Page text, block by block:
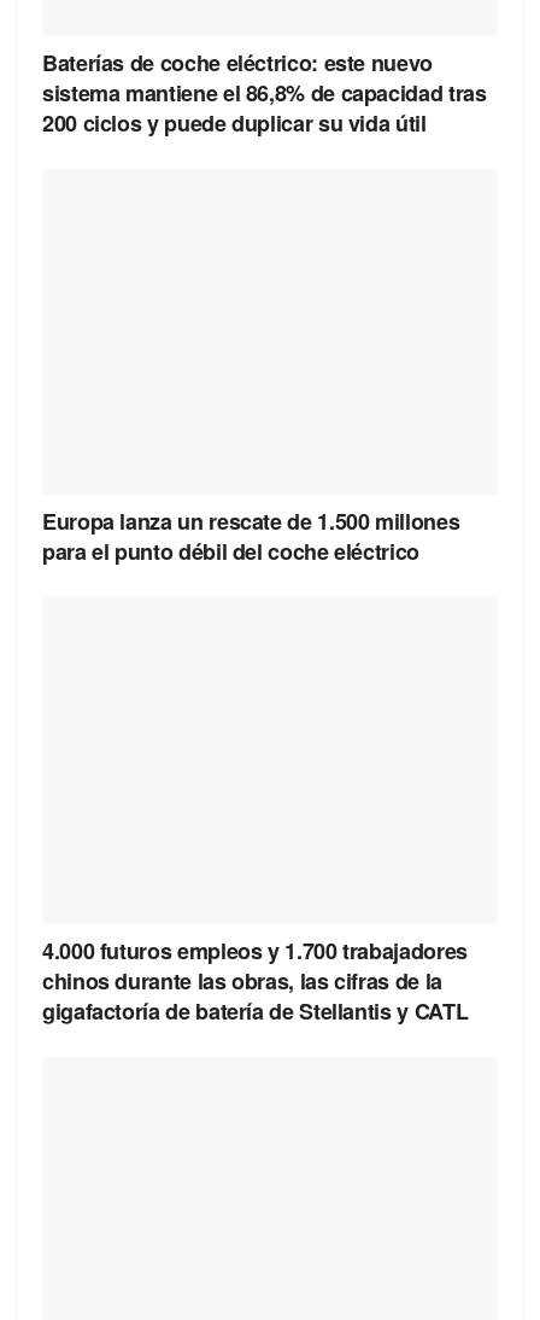
Baterías de coche eléctrico: este nuevo
sistema mantiene el 86,8% de capacidad tras
200 ciclos y puede duplicar su vida útil
Europa lanza un rescate de 1.500 millones
para el punto débil del coche eléctrico
4.000 futuros empleos y 1.700 trabajadores
chinos durante las obras, las cifras de la
gigafactoría de batería de Stellantis y CATL